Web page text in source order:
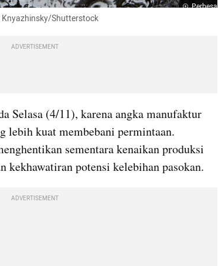
Perbesar
Shutterstock
ADVERTISEMENT
Selasa (4/11), karena angka manufaktur
lebih kuat membebani permintaan.
sementara kenaikan produksi
kekhawatiran potensi kelebihan pasokan.
ADVERTISEMENT